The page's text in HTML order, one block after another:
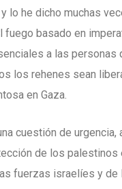
lo he dicho muchas
fuego basado en
a las
los rehenes sean
en Gaza.
cuestión de
de los
fuerzas israelíes y